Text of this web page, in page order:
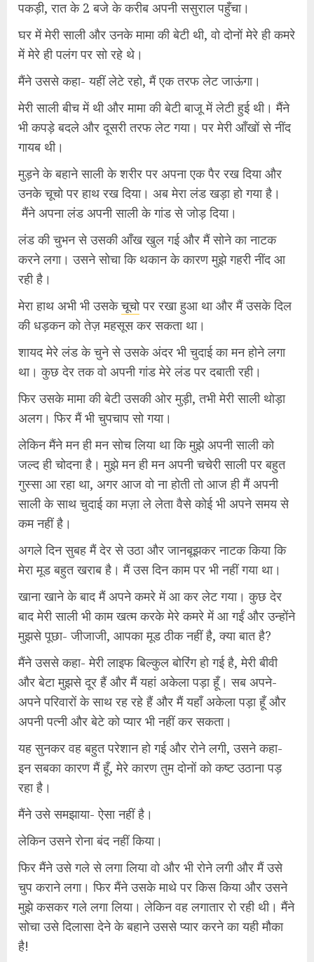
पकड़ी, रात के 2 बजे के करीब अपनी ससुराल पहुँचा।
घर में मेरी साली और उनके मामा की बेटी थी, वो दोनों मेरे ही कमरे
में मेरे ही पलंग पर सो रहे थे।
मैंने उससे कहा- यहीं लेटे रहो, मैं एक तरफ लेट जाऊंगा।
मेरी साली बीच में थी और मामा की बेटी बाजू में लेटी हुई थी। मैंने
भी कपड़े बदले और दूसरी तरफ लेट गया। पर मेरी आँखों से नींद
गायब थी।
मुड़ने के बहाने साली के शरीर पर अपना एक पैर रख दिया और
उनके चूचो पर हाथ रख दिया। अब मेरा लंड खड़ा हो गया है।
मैंने अपना लंड अपनी साली के गांड से जोड़ दिया।
लंड की चुभन से उसकी आँख खुल गई और मैं सोने का नाटक
करने लगा। उसने सोचा कि थकान के कारण मुझे गहरी नींद आ
रही है।
मेरा हाथ अभी भी उसकेचूचोपर रखा हुआ था और मैं उसके दिल
की धड़कन को तेज़ महसूस कर सकता था।
शायद मेरे लंड के चुने से उसके अंदर भी चुदाई का मन होने लगा
था। कुछ देर तक वो अपनी गांड मेरे लंड पर दबाती रही।
फिर उसके मामा की बेटी उसकी ओर मुड़ी, तभी मेरी साली थोड़ा
अलग। फिर मैं भी चुपचाप सो गया।
लेकिन मैंने मन ही मन सोच लिया था कि मुझे अपनी साली को
जल्द ही चोदना है। मुझे मन ही मन अपनी चचेरी साली पर बहुत
गुस्सा आ रहा था, अगर आज वो ना होती तो आज ही मैं अपनी
साली के साथ चुदाई का मज़ा ले लेता वैसे कोई भी अपने समय से
कम नहीं है।
अगले दिन सुबह मैं देर से उठा और जानबूझकर नाटक किया कि
मेरा मूड बहुत खराब है। मैं उस दिन काम पर भी नहीं गया था।
खाना खाने के बाद मैं अपने कमरे में आ कर लेट गया। कुछ देर
बाद मेरी साली भी काम खत्म करके मेरे कमरे में आ गईं और उन्होंने
मुझसे पूछा- जीजाजी, आपका मूड ठीक नहीं है, क्या बात है?
मैंने उससे कहा- मेरी लाइफ बिल्कुल बोरिंग हो गई है, मेरी बीवी
और बेटा मुझसे दूर हैं और मैं यहां अकेला पड़ा हूँ। सब अपने-
अपने परिवारों के साथ रह रहे हैं और मैं यहाँ अकेला पड़ा हूँ और
अपनी पत्नी और बेटे को प्यार भी नहीं कर सकता।
यह सुनकर वह बहुत परेशान हो गई और रोने लगी, उसने कहा-
इन सबका कारण मैं हूँ, मेरे कारण तुम दोनों को कष्ट उठाना पड़
रहा है।
मैंने उसे समझाया- ऐसा नहीं है।
लेकिन उसने रोना बंद नहीं किया।
फिर मैंने उसे गले से लगा लिया वो और भी रोने लगी और मैं उसे
चुप कराने लगा। फिर मैंने उसके माथे पर किस किया और उसने
मुझे कसकर गले लगा लिया। लेकिन वह लगातार रो रही थी। मैंने
सोचा उसे दिलासा देने के बहाने उससे प्यार करने का यही मौका
है!